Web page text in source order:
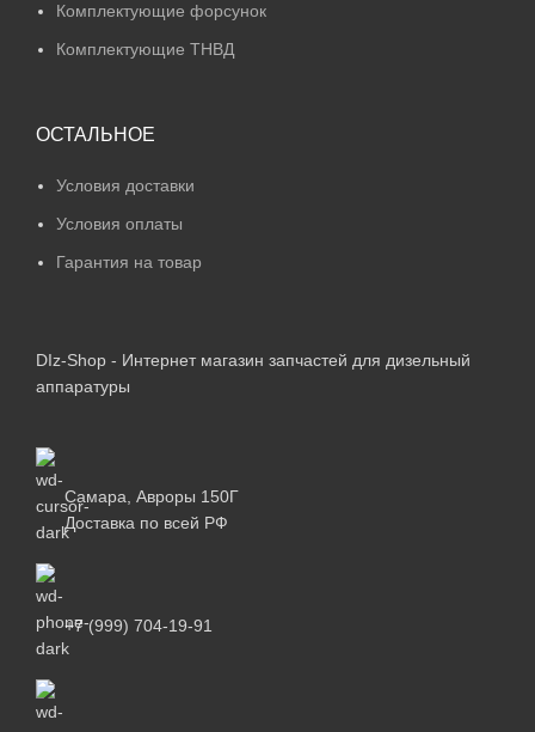
Комплектующие форсунок
Комплектующие ТНВД
ОСТАЛЬНОЕ
Условия доставки
Условия оплаты
Гарантия на товар
DIz-Shop - Интернет магазин запчастей для дизельный
аппаратуры
Самара, Авроры 150Г
Доставка по всей РФ
+7 (999) 704-19-91